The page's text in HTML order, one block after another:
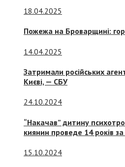
18.04.2025
Пожежа на Броварщині:
14.04.2025
Затримали російських
Києві, — СБУ
24.10.2024
“Накачав” дитину
киянин проведе 14 років
15.10.2024